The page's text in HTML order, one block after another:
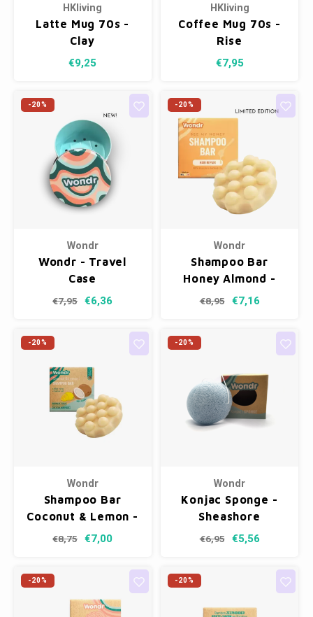
HKliving
Latte Mug 70s -
Clay
€9,25
HKliving
Coffee Mug 70s -
Rise
€7,95
-20%
Wondr
Wondr - Travel
Case
€7,95 €6,36
-20%
Wondr
Shampoo Bar
Honey Almond -
Repair
€8,95 €7,16
-20%
Wondr
Shampoo Bar
Coconut & Lemon -
Normaal
€8,75 €7,00
-20%
Wondr
Konjac Sponge -
Sheashore
€6,95 €5,56
-20% -20%